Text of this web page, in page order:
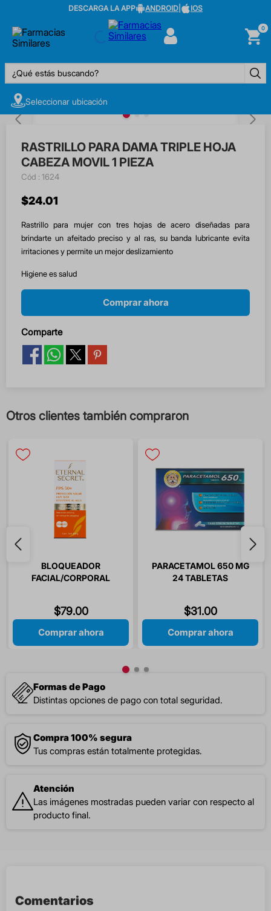
DESCARGA LA APP ANDROID IOS
0
¿Qué estás buscando?
Seleccionar ubicación
RASTRILLO PARA DAMA TRIPLE HOJA
CABEZA MOVIL 1 PIEZA
: 1624
$24.01
Rastrillo para mujer con tres hojas de acero diseñadas para
brindarte un afeitado preciso y al ras, su banda lubricante evita
irritaciones y permite un mejor deslizamiento
Higiene es salud
Comprar ahora
Comparte
Otros clientes también compraron
BLOQUEADOR
FACIAL/CORPORAL
$79.00
Comprar ahora
PARACETAMOL 650 MG
24 TABLETAS
$31.00
Comprar ahora
Formas de Pago
Distintas opciones de pago con total seguridad.
Compra 100% segura
Tus compras están totalmente protegidas.
Atención
Las imágenes mostradas pueden variar con respecto al
producto final.
Comentarios